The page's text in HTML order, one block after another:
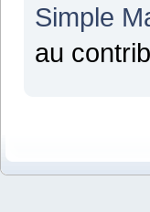
Simple
au